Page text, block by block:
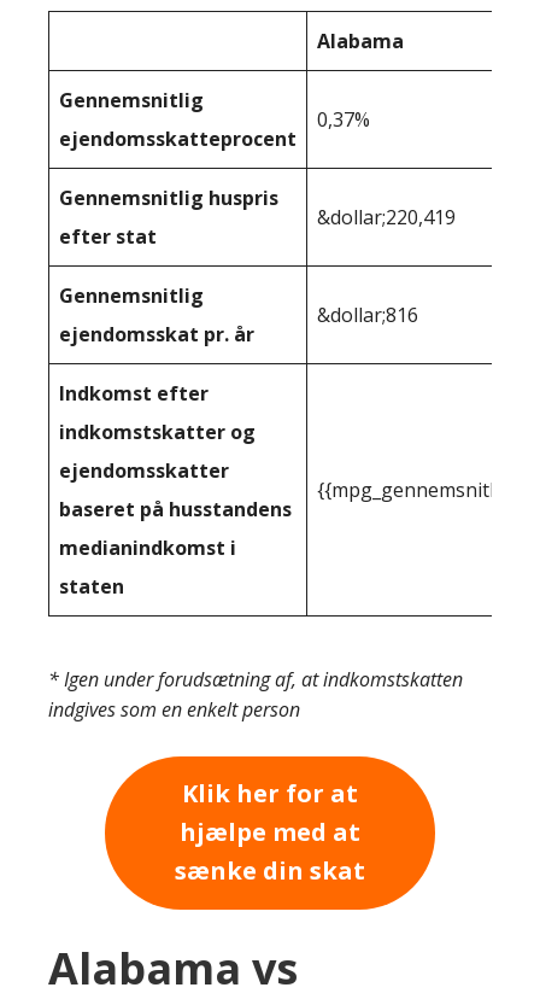
Alabama
Gennemsnitlig
ejendomsskatteprocent
0,37%
Gennemsnitlig huspris
efter stat
&dollar;220,419
Gennemsnitlig
ejendomsskat pr. år
&dollar;816
Indkomst efter
indkomstskatter og
ejendomsskatter
baseret på husstandens
medianindkomst i
staten
* Igen under forudsætning af, at indkomstskatten
indgives som en enkelt person
Klik her for at
hjælpe med at
sænke din skat
Alabama vs